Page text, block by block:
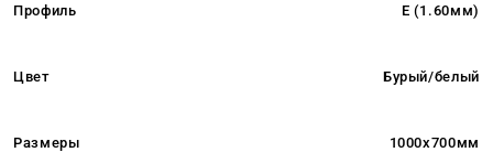
Профиль E (1.60мм)
Цвет Бурый/белый
Размеры 1000x700мм